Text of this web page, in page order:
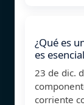
¿Qué es
es
23 de dic.
corriente